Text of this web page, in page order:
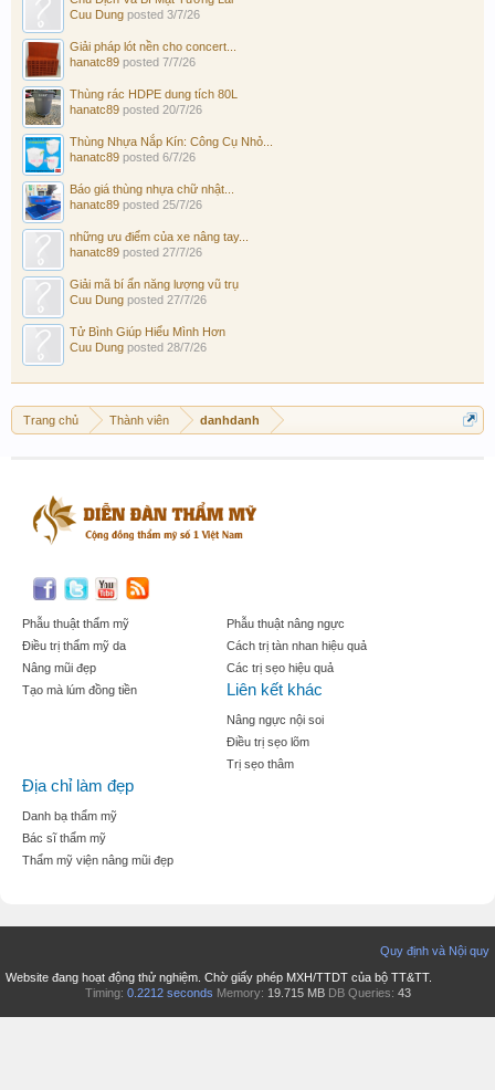
Cuu Dung posted 3/7/26
Giải pháp lót nền cho concert...
hanatc89 posted 7/7/26
Thùng rác HDPE dung tích 80L
hanatc89 posted 20/7/26
Thùng Nhựa Nắp Kín: Công Cụ Nhỏ...
hanatc89 posted 6/7/26
Báo giá thùng nhựa chữ nhật...
hanatc89 posted 25/7/26
những ưu điểm của xe nâng tay...
hanatc89 posted 27/7/26
Giải mã bí ẩn năng lượng vũ trụ
Cuu Dung posted 27/7/26
Tử Bình Giúp Hiểu Mình Hơn
Cuu Dung posted 28/7/26
Trang chủ Thành viên danhdanh
Phẫu thuật thẩm mỹ
Điều trị thẩm mỹ da
Nâng mũi đẹp
Tạo mà lúm đồng tiền
Phẫu thuật nâng ngực
Cách trị tàn nhan hiệu quả
Các trị sẹo hiệu quả
Liên kết khác
Nâng ngực nội soi
Điều trị sẹo lõm
Trị sẹo thâm
Địa chỉ làm đẹp
Danh bạ thẩm mỹ
Bác sĩ thẩm mỹ
Thẩm mỹ viện nâng mũi đẹp
Quy định và Nội quy
Website đang hoạt động thử nghiệm. Chờ giấy phép MXH/TTDT của bộ TT&TT.
Timing: 0.2212 seconds Memory: 19.715 MB DB Queries: 43